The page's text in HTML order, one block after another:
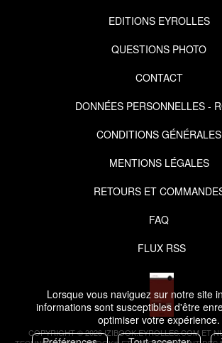
Lorsque vous naviguez sur notre site
informations sont susceptibles d'être
optimiser votre expérience.
EDITIONS EYROLLES
QUESTIONS PHOTO
CONTACT
DONNÉES PERSONNELLES -
CONDITIONS GÉNÉRALES
MENTIONS LÉGALES
RETOURS ET
FAQ
FLUX RSS
COPYRIGHT © 2026 IZIBOOK.EYROLLES.COM ET